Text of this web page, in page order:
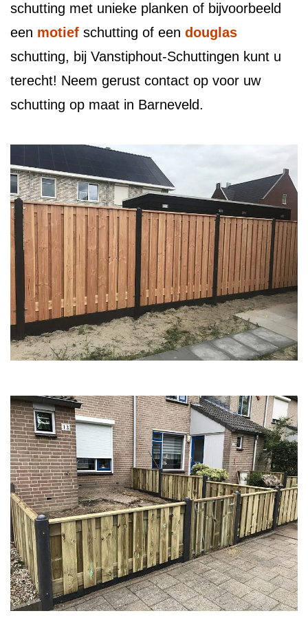
schutting met unieke planken of bijvoorbeeld
een motief schutting of een douglas
schutting, bij Vanstiphout-Schuttingen kunt u
terecht! Neem gerust contact op voor uw
schutting op maat in Barneveld.